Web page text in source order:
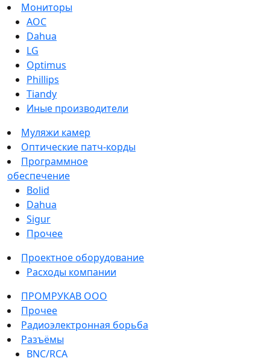
Мониторы
AOC
Dahua
LG
Optimus
Phillips
Tiandy
Иные производители
Муляжи камер
Оптические патч-корды
Программное
обеспечение
Bolid
Dahua
Sigur
Прочее
Проектное оборудование
Расходы компании
ПРОМРУКАВ ООО
Прочее
Радиоэлектронная борьба
Разъёмы
BNC/RCA